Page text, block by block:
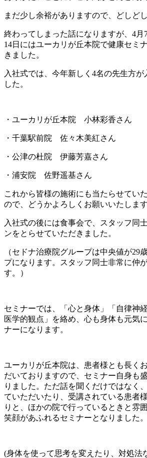
まだ少し余裕がありますので、どしど
終わってしまった話になりますが、4月
14日にはユーカリが丘本院で健康セミ
きました。
入社式では、今年新しく4名の先生方が
した。
・ユーカリが丘本院 小林彩香さん
・千葉駅前院 佐々木美紅さん
・公津の杜院 伊藤芳嘉さん
・浦安院 佐野遥基さん
これから皆様の施術にも当たらせてい
ので、どうかよろしくお願いいたします
入社式の後には食事会で、スタッフ同
ンをとらせていただきました。
（セドナ治療院グループは中央値が29
プになります。スタッフ同士非常に仲
す。）
セミナーでは、「心と身体」「自律神
医学的観点」を絡め、心も身体も元気
ナーになります。
ユーカリが丘本院は、患者様とも長く
だいておりますので、セミナー自身も
りました。ただ話を聞くだけではなく
ていただいたり、受講されている患者
りと、ほかの院で行っているときと雰
笑顔があふれるセミナーとなりました。
(身体を使って思考を変えたり、対処法